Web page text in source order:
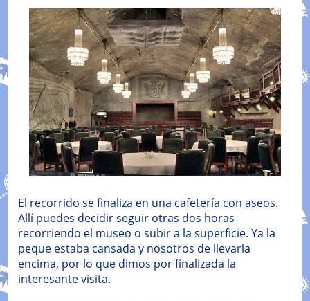
El recorrido se finaliza en una cafetería con aseos.
Allí puedes decidir seguir otras dos horas
recorriendo el museo o subir a la superficie. Ya la
peque estaba cansada y nosotros de llevarla
encima, por lo que dimos por finalizada la
interesante visita.